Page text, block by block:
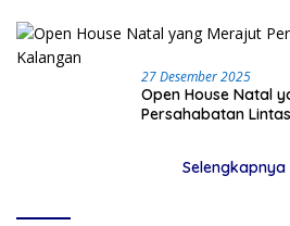
27 Desember 2025
Open House Natal
Persahabatan
Selengkapnya